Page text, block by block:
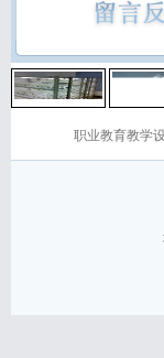
职业教育教学